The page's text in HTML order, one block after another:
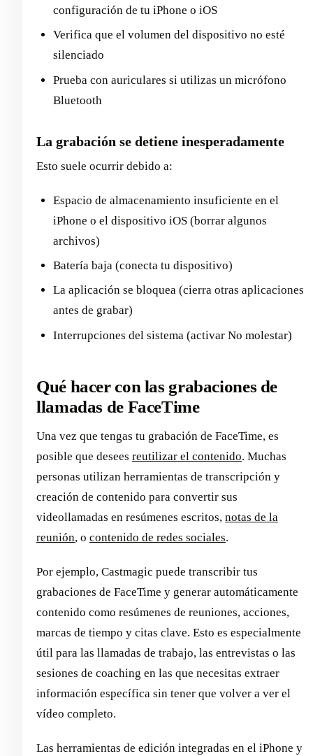
configuración de tu iPhone o iOS
Verifica que el volumen del dispositivo no esté
silenciado
Prueba con auriculares si utilizas un micrófono
Bluetooth
La grabación se detiene inesperadamente
Esto suele ocurrir debido a:
Espacio de almacenamiento insuficiente en el
iPhone o el dispositivo iOS (borrar algunos
archivos)
Batería baja (conecta tu dispositivo)
La aplicación se bloquea (cierra otras aplicaciones
antes de grabar)
Interrupciones del sistema (activar No molestar)
Qué hacer con las grabaciones de
llamadas de FaceTime
Una vez que tengas tu grabación de FaceTime, es
posible que desees reutilizar el contenido. Muchas
personas utilizan herramientas de transcripción y
creación de contenido para convertir sus
videollamadas en resúmenes escritos, notas de la
reunión, o contenido de redes sociales.
Por ejemplo, Castmagic puede transcribir tus
grabaciones de FaceTime y generar automáticamente
contenido como resúmenes de reuniones, acciones,
marcas de tiempo y citas clave. Esto es especialmente
útil para las llamadas de trabajo, las entrevistas o las
sesiones de coaching en las que necesitas extraer
información específica sin tener que volver a ver el
vídeo completo.
Las herramientas de edición integradas en el iPhone y